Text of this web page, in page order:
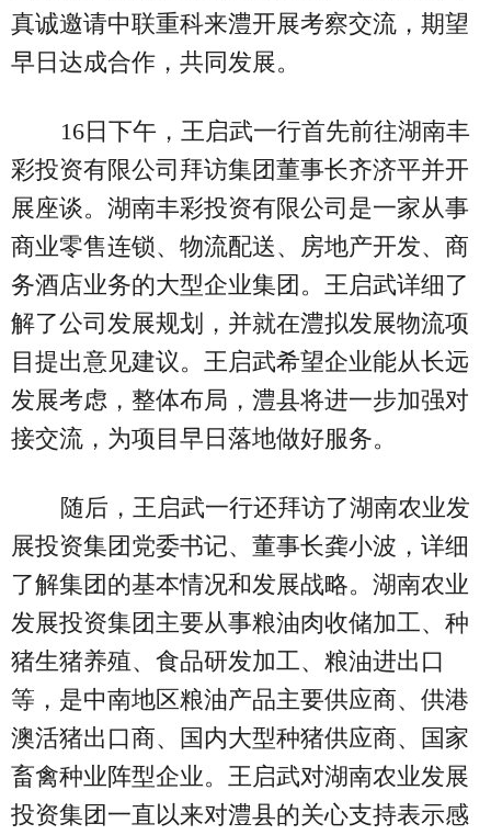
真诚邀请中联重科来澧开展考察交流，期望
早日达成合作，共同发展。
16日下午，王启武一行首先前往湖南丰
彩投资有限公司拜访集团董事长齐济平并开
展座谈。湖南丰彩投资有限公司是一家从事
商业零售连锁、物流配送、房地产开发、商
务酒店业务的大型企业集团。王启武详细了
解了公司发展规划，并就在澧拟发展物流项
目提出意见建议。王启武希望企业能从长远
发展考虑，整体布局，澧县将进一步加强对
接交流，为项目早日落地做好服务。
随后，王启武一行还拜访了湖南农业发
展投资集团党委书记、董事长龚小波，详细
了解集团的基本情况和发展战略。湖南农业
发展投资集团主要从事粮油肉收储加工、种
猪生猪养殖、食品研发加工、粮油进出口
等，是中南地区粮油产品主要供应商、供港
澳活猪出口商、国内大型种猪供应商、国家
畜禽种业阵型企业。王启武对湖南农业发展
投资集团一直以来对澧县的关心支持表示感